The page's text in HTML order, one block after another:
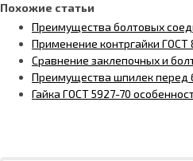
Похожие статьи
Преимущества болтовых
Применение контргайки ГОСТ
Сравнение заклепочных и
Преимущества шпилек перед
Гайка ГОСТ 5927-70